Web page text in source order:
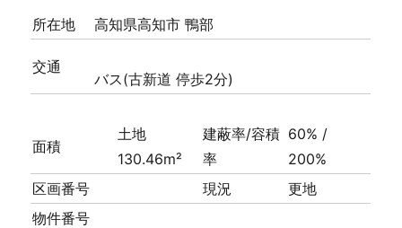
所在地 高知県高知市 鴨部
交通
バス(古新道 停歩2分)
面積
土地
130.46m²
建蔽率/容積
率
60% /
200%
区画番号
現況
更地
物件番号